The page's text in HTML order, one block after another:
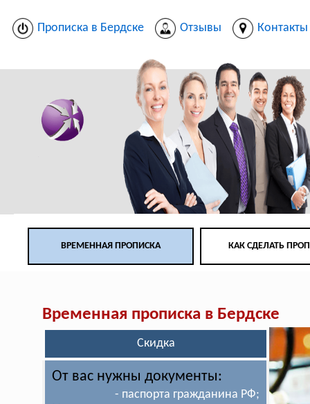
Прописка в Бердске Отзывы Контакты
ВРЕМЕННАЯ ПРОПИСКА КАК СДЕЛАТЬ
Временная прописка в Бердске
Скидка
От вас нужны документы:
- паспорта гражданина РФ;